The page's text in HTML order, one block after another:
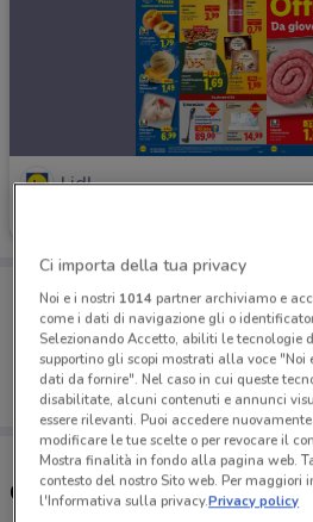
Lidl
Puoi trovare le migliori
salvarle e creare la tua
dal tuo cellulare.
Orari Lidl e Indirizzi
Ci importa della tua privacy
Noi e i nostri 1014partner archiviamo e
come i dati di navigazione gli o
Selezionando Accetto, abiliti le tecnologie
supportino gli scopi mostrati alla voce
dati da fornire". Nel caso in cui queste
disabilitate, alcuni contenuti e annunci
essere rilevanti. Puoi accedere
modificare le tue scelte o per revocare il
Mostra finalità in fondo alla pagina web.
contesto del nostro Sito web. Per maggiori
l'Informativa sulla privacy.Privacy policy